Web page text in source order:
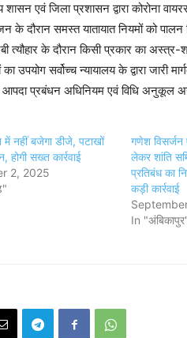
शासन एवं जिला प्रशासन द्वारा कोरोना
के दौरान समस्त यातायात नियमों को पालन
त्यौहार के दौरान किसी प्रकार का अस्त्र-
का उपयोग सर्वोच्च न्यायालय के द्वारा
प्रबंधन अधिनियम एवं विधि अनुकूल
में नहीं बजेगा डीजे, पटाखों
होगी सख्त कार्रवाई
2, 2025
गणेश विसर्जन
लेकर शांति
प्रतिबंध का
कड़ी कार्रवाई
In